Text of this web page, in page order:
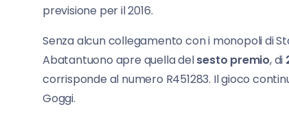
previsione per il 2016.
Senza alcun collegamento con i monopoli di
Abatantuono apre quella delsesto premio, di
corrisponde al numero R451283. Il gioco
Goggi.